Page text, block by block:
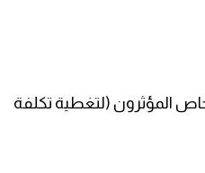
المؤثرون (لتغطية تكلفة